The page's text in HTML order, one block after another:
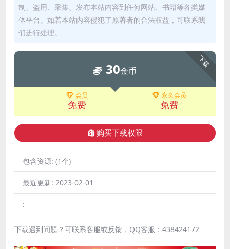
制、盗用、采集、发布本站内容到任何网站、书籍等各类媒
体平台。如若本站内容侵犯了原著者的合法权益，可联系我
们进行处理。
下载
30金币
会员
免费
永久会员
免费
购买下载权限
包含资源: (1个)
最近更新: 2023-02-01
:
下载遇到问题？可联系客服或反馈，QQ客服：438424172